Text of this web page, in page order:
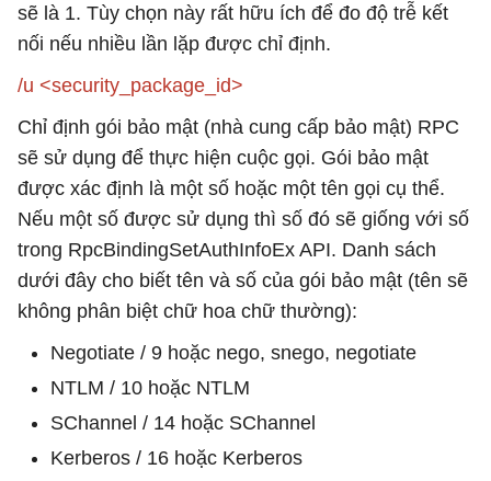
sẽ là 1. Tùy chọn này rất hữu ích để đo độ trễ kết
nối nếu nhiều lần lặp được chỉ định.
/u <security_package_id>
Chỉ định gói bảo mật (nhà cung cấp bảo mật) RPC
sẽ sử dụng để thực hiện cuộc gọi. Gói bảo mật
được xác định là một số hoặc một tên gọi cụ thể.
Nếu một số được sử dụng thì số đó sẽ giống với số
trong RpcBindingSetAuthInfoEx API. Danh sách
dưới đây cho biết tên và số của gói bảo mật (tên sẽ
không phân biệt chữ hoa chữ thường):
Negotiate / 9 hoặc nego, snego, negotiate
NTLM / 10 hoặc NTLM
SChannel / 14 hoặc SChannel
Kerberos / 16 hoặc Kerberos